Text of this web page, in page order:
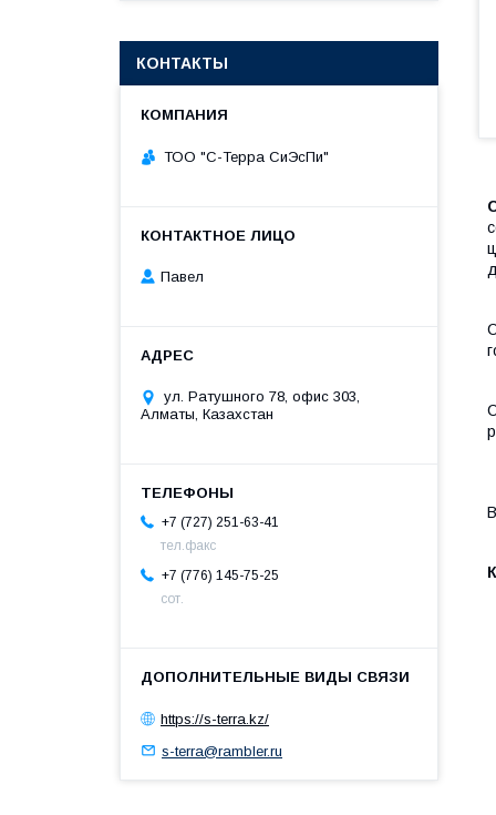
КОНТАКТЫ
ТОО "С-Терра СиЭсПи"
Павел
ул. Ратушного 78, офис 303,
Алматы, Казахстан
+7 (727) 251-63-41
тел.факс
+7 (776) 145-75-25
сот.
https://s-terra.kz/
s-terra@rambler.ru